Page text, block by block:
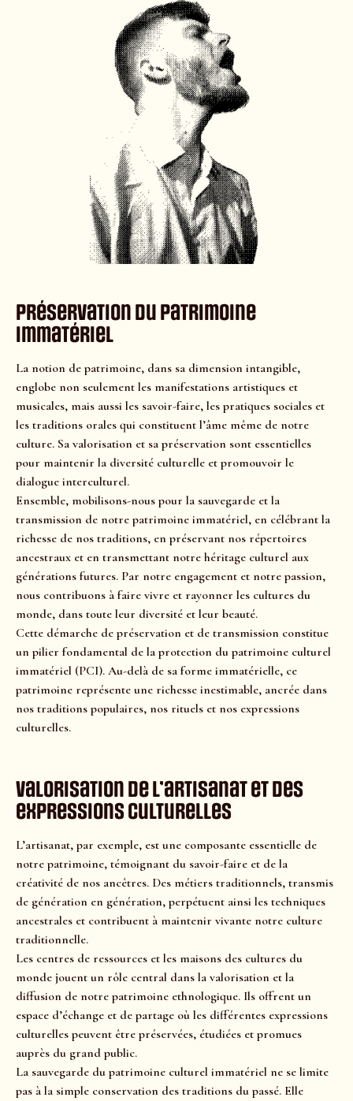
Préservation du patrimoine
immatériel
La notion de patrimoine, dans sa dimension intangible,
englobe non seulement les manifestations artistiques et
musicales, mais aussi les savoir-faire, les pratiques sociales et
les traditions orales qui constituent l’âme même de notre
culture. Sa valorisation et sa préservation sont essentielles
pour maintenir la diversité culturelle et promouvoir le
dialogue interculturel.
Ensemble, mobilisons-nous pour la sauvegarde et la
transmission de notre patrimoine immatériel, en célébrant la
richesse de nos traditions, en préservant nos répertoires
ancestraux et en transmettant notre héritage culturel aux
générations futures. Par notre engagement et notre passion,
nous contribuons à faire vivre et rayonner les cultures du
monde, dans toute leur diversité et leur beauté.
Cette démarche de préservation et de transmission constitue
un pilier fondamental de la protection du patrimoine culturel
immatériel (PCI). Au-delà de sa forme immatérielle, ce
patrimoine représente une richesse inestimable, ancrée dans
nos traditions populaires, nos rituels et nos expressions
culturelles.
Valorisation de l’artisanat et des
expressions culturelles
L’artisanat, par exemple, est une composante essentielle de
notre patrimoine, témoignant du savoir-faire et de la
créativité de nos ancêtres. Des métiers traditionnels, transmis
de génération en génération, perpétuent ainsi les techniques
ancestrales et contribuent à maintenir vivante notre culture
traditionnelle.
Les centres de ressources et les maisons des cultures du
monde jouent un rôle central dans la valorisation et la
diffusion de notre patrimoine ethnologique. Ils offrent un
espace d’échange et de partage où les différentes expressions
culturelles peuvent être préservées, étudiées et promues
auprès du grand public.
La sauvegarde du patrimoine culturel immatériel ne se limite
pas à la simple conservation des traditions du passé. Elle